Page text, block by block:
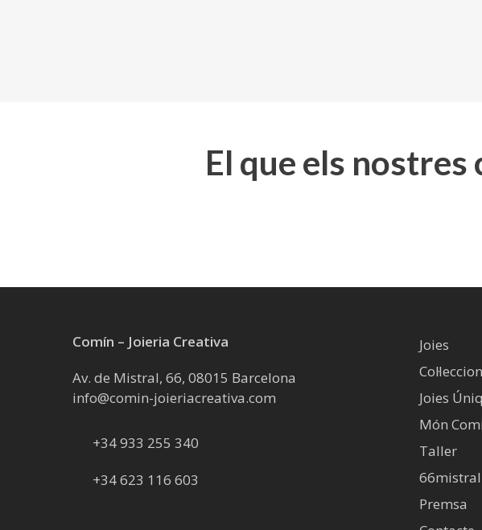
El que els
Comín – Joieria Creativa
Av. de Mistral, 66, 08015 Barcelona
info@comin-joieriacreativa.com
+34 933 255 340
+34 623 116 603
Joies
Joies
Món
Taller
Premsa